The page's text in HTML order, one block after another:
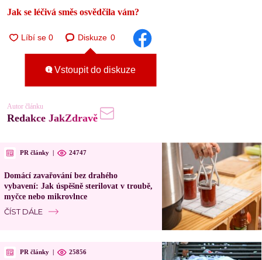
Jak se léčivá směs osvědčila vám?
Diskuze 0
Vstoupit do diskuze
Autor článku
Redakce JakZdravě
PR články | 24747
Domácí zavařování bez drahého
vybavení: Jak úspěšně sterilovat v troubě,
myčce nebo mikrovlnce
ČÍST DÁLE
PR články | 25856